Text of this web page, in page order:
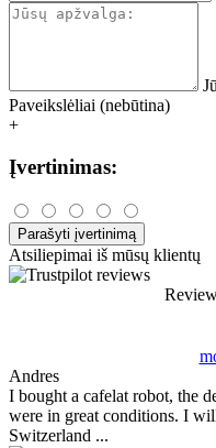
Paveikslėliai (nebūtina)
+
Įvertinimas:
Parašyti įvertinimą
Atsiliepimai iš mūsų klientų
Andres
I bought a cafelat robot, the
were in great conditions. I
Switzerland ...